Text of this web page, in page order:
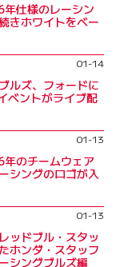
仕様のレーシン
きホワイトをベー
01-14
ルズ、フォードに
ベントがライブ配
01-13
のチームウェア
シングのロゴが入
01-13
ッドブル・スタッ
ホンダ・スタッフ
シングブルズ編